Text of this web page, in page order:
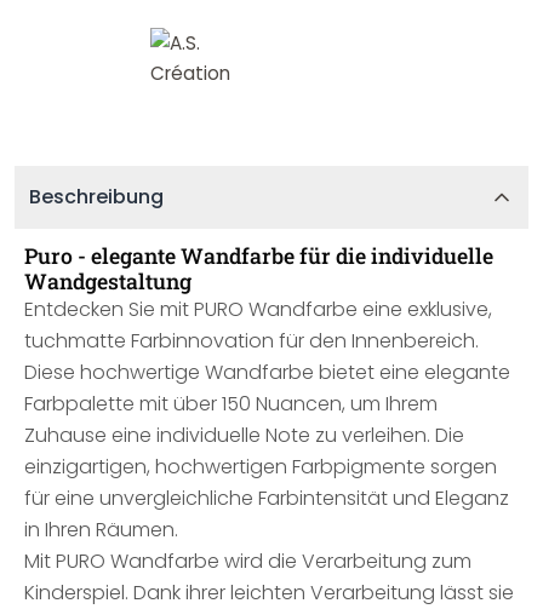
Beschreibung
Puro - elegante Wandfarbe für die individuelle
Wandgestaltung
Entdecken Sie mit PURO Wandfarbe eine exklusive,
tuchmatte Farbinnovation für den Innenbereich.
Diese hochwertige Wandfarbe bietet eine elegante
Farbpalette mit über 150 Nuancen, um Ihrem
Zuhause eine individuelle Note zu verleihen. Die
einzigartigen, hochwertigen Farbpigmente sorgen
für eine unvergleichliche Farbintensität und Eleganz
in Ihren Räumen.
Mit PURO Wandfarbe wird die Verarbeitung zum
Kinderspiel. Dank ihrer leichten Verarbeitung lässt sie